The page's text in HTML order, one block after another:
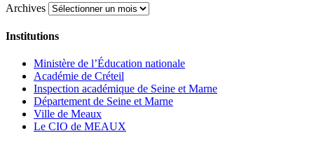
Archives
Institutions
Ministère de l’Éducation nationale
Académie de Créteil
Inspection académique de Seine et Marne
Département de Seine et Marne
Ville de Meaux
Le CIO de MEAUX